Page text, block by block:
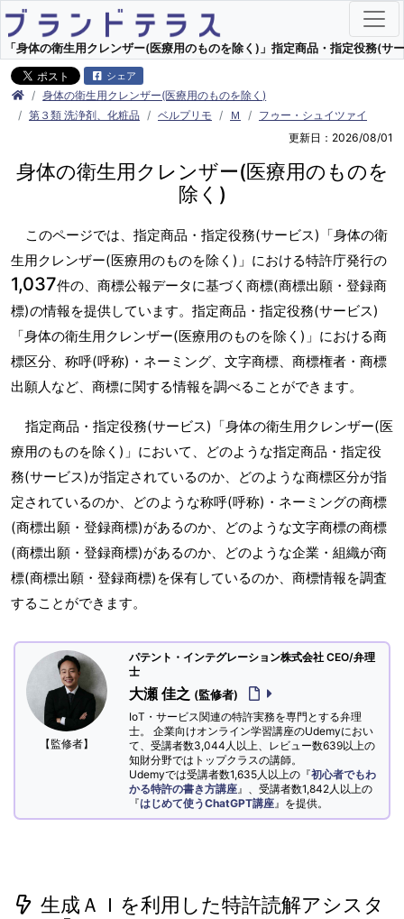
「身体の衛生用クレンザー(医療用のものを除く)」指定商品・指定役務(サ
シェア
身体の衛生用クレンザー(医療用のものを除く)
第３類 洗浄剤、化粧品
ベルプリモ Ｍ
フゥー・シュイツァイ
更新日：2026/08/01
身体の衛生用クレンザー(医療用のものを
除く)
このページでは、指定商品・指定役務(サービス)「身体の衛
生用クレンザー(医療用のものを除く)」における特許庁発行の
1,037件の、商標公報データに基づく商標(商標出願・登録商
標)の情報を提供しています。指定商品・指定役務(サービス)
「身体の衛生用クレンザー(医療用のものを除く)」における商
標区分、称呼(呼称)・ネーミング、文字商標、商標権者・商標
出願人など、商標に関する情報を調べることができます。
指定商品・指定役務(サービス)「身体の衛生用クレンザー(医
療用のものを除く)」において、どのような指定商品・指定役
務(サービス)が指定されているのか、どのような商標区分が指
定されているのか、どのような称呼(呼称)・ネーミングの商標
(商標出願・登録商標)があるのか、どのような文字商標の商標
(商標出願・登録商標)があるのか、どのような企業・組織が商
標(商標出願・登録商標)を保有しているのか、商標情報を調査
することができます。
【監修者】
パテント・インテグレーション株式会社 CEO/弁理
士
大瀬 佳之 (監修者)
IoT・サービス関連の特許実務を専門とする弁理
士。 企業向けオンライン学習講座のUdemyにおい
て、受講者数3,044人以上、レビュー数639以上の
知財分野ではトップクラスの講師。
Udemyでは受講者数1,635人以上の『初心者でもわ
かる特許の書き方講座 』、受講者数1,842人以上の
『はじめて使うChatGPT講座 』を提供。
生成ＡＩを利用した特許読解アシスタ